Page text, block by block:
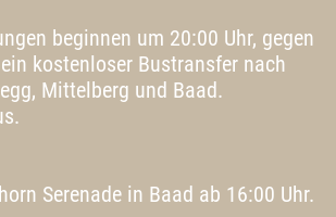
beginnen um 20:00 Uhr, gegen
kostenloser Bustransfer nach
Mittelberg und Baad.
Serenade in Baad ab 16:00 Uhr.